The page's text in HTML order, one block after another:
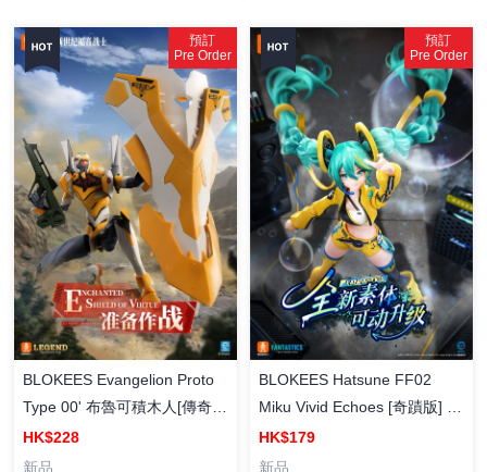
預訂
Pre Order
BLOKEES Evangelion Proto
Type 00' 布魯可積木人[傳奇
版] 新世紀福音戰士 EVA-00
零號機 組裝模型
HK$228
新品
預訂
Pre Order
BLOKEES Hatsune FF02
Miku Vivid Echoes [奇蹟版] 初
音未来 -躍動聲芒- 拼裝模型
HK$179
新品